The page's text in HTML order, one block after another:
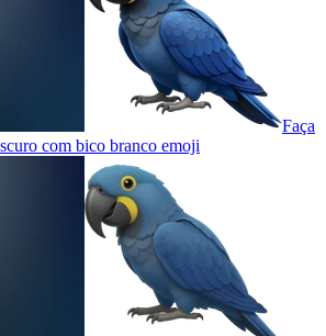
Faça
com bico branco emoji